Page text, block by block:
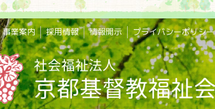
事業案内 採用情報 情報開示 プライバシーポリシー